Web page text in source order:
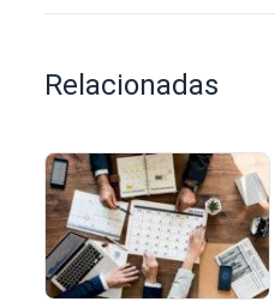
Relacionadas